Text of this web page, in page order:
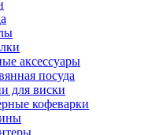
аксессуары
посуда
для виски
кофеварки